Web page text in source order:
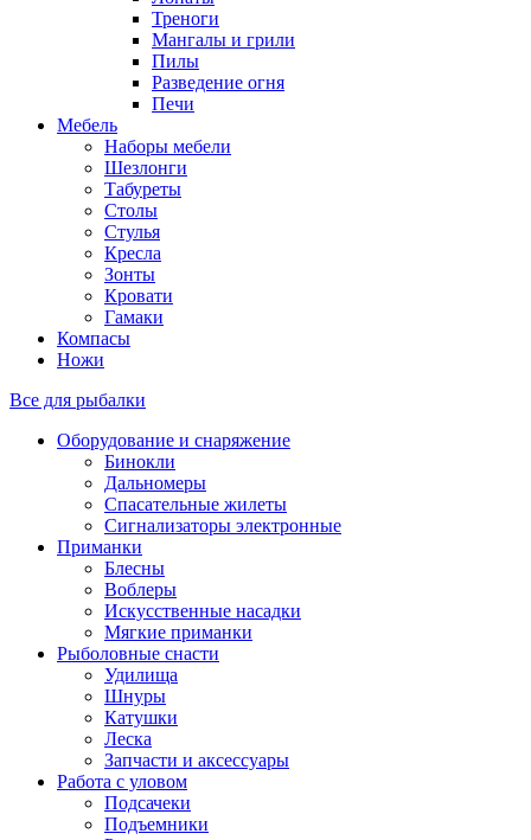
Треноги
Мангалы и грили
Пилы
Разведение огня
Печи
Мебель
Наборы мебели
Шезлонги
Табуреты
Столы
Стулья
Кресла
Зонты
Кровати
Гамаки
Компасы
Ножи
Все для рыбалки
Оборудование и снаряжение
Бинокли
Дальномеры
Спасательные жилеты
Сигнализаторы электронные
Приманки
Блесны
Воблеры
Искусственные насадки
Мягкие приманки
Рыболовные снасти
Удилища
Шнуры
Катушки
Леска
Запчасти и аксессуары
Работа с уловом
Подсачеки
Подъемники